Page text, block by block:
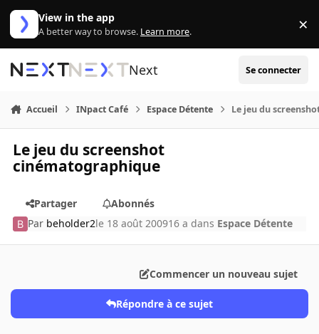
Aller au contenu
View in the app
A better way to browse. Learn more. ×
Next Se connecter
Accueil INpact Café Espace Détente Le jeu du
Le jeu du screenshot
cinématographique
Partager
Abonnés
Par beholder2le 18 août 200916 a dans Espace Détente
Commencer un nouveau sujet
Répondre à ce sujet